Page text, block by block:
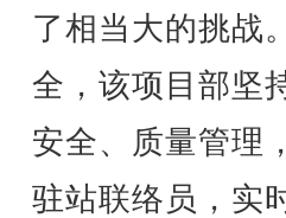
了相当大的挑战
全，该项目部坚
安全、质量管理
驻站联络员，实